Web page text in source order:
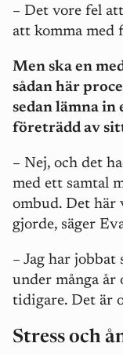
– Det vore fel
att komma med
Men ska en
sådan här
sedan lämna
företrädd av
– Nej, och det
med ett samtal
ombud. Det här
gjorde, säger
– Jag har jobbat
under många
tidigare. Det är
Stress och